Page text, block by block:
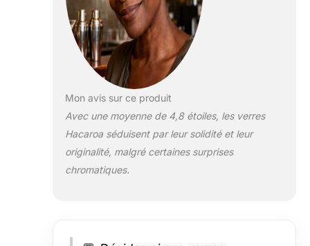
Mon avis sur ce produit
Avec une moyenne de 4,8 étoiles, les verres
Hacaroa séduisent par leur solidité et leur
originalité, malgré certaines surprises
chromatiques.